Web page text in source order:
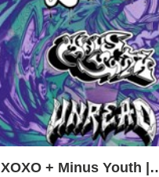
XOXO + Minus Youth |